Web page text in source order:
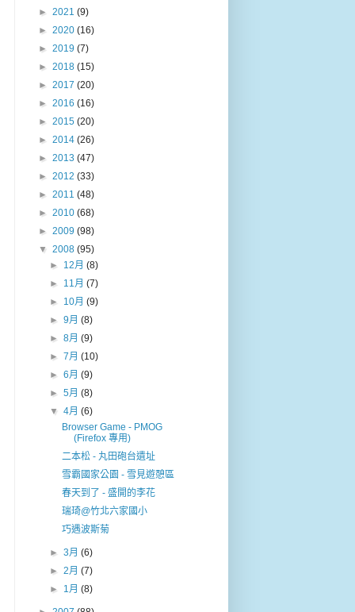
► 2021 (9)
► 2020 (16)
► 2019 (7)
► 2018 (15)
► 2017 (20)
► 2016 (16)
► 2015 (20)
► 2014 (26)
► 2013 (47)
► 2012 (33)
► 2011 (48)
► 2010 (68)
► 2009 (98)
▼ 2008 (95)
► 12月(8)
► 11月(7)
► 10月(9)
►9月(8)
►8月(9)
►7月(10)
►6月(9)
►5月(8)
▼4月(6)
Browser Game - PMOG
(Firefox 專用)
二本松 - 丸田砲台遺址
雪霸國家公園 - 雪見遊憩區
春天到了 - 盛開的李花
瑞琦@竹北六家國小
巧遇波斯菊
►3月(6)
►2月(7)
► 1月(8)